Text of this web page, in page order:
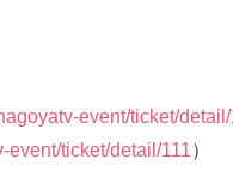
event/ticket/
event/ticket/detail/111）